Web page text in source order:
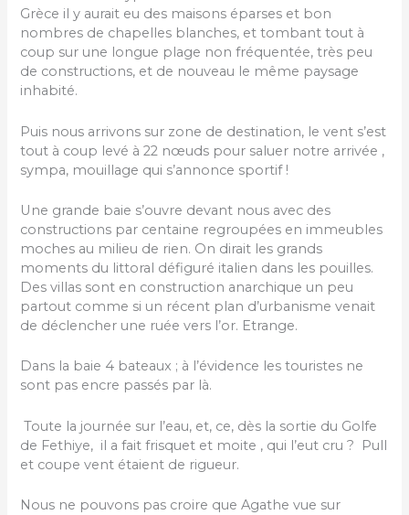
Grèce il y aurait eu des maisons éparses et bon
nombres de chapelles blanches, et tombant tout à
coup sur une longue plage non fréquentée, très peu
de constructions, et de nouveau le même paysage
inhabité.
Puis nous arrivons sur zone de destination, le vent s’est
tout à coup levé à 22 nœuds pour saluer notre arrivée ,
sympa, mouillage qui s’annonce sportif !
Une grande baie s’ouvre devant nous avec des
constructions par centaine regroupées en immeubles
moches au milieu de rien. On dirait les grands
moments du littoral défiguré italien dans les pouilles.
Des villas sont en construction anarchique un peu
partout comme si un récent plan d’urbanisme venait
de déclencher une ruée vers l’or. Etrange.
Dans la baie 4 bateaux ; à l’évidence les touristes ne
sont pas encre passés par là.
Toute la journée sur l’eau, et, ce, dès la sortie du Golfe
de Fethiye, il a fait frisquet et moite , qui l’eut cru ? Pull
et coupe vent étaient de rigueur.
Nous ne pouvons pas croire que Agathe vue sur